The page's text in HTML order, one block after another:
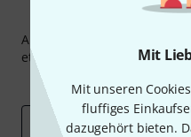
Mit
Mit unseren
fluffiges
dazugehört bieten.
Abonniere den Thomann
etwas Glück einen von50
Inspirierende Beiträge
E-Mail-Adresse*